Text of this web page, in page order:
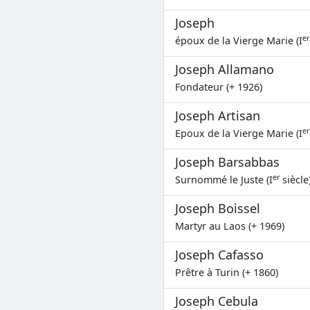
Joseph
époux de la Vierge Marie (Ier
Joseph Allamano
Fondateur (+ 1926)
Joseph Artisan
Epoux de la Vierge Marie (Ier
Joseph Barsabbas
Surnommé le Juste (Ier
Joseph Boissel
Martyr au Laos (+ 1969)
Joseph Cafasso
Prêtre à Turin (+ 1860)
Joseph Cebula